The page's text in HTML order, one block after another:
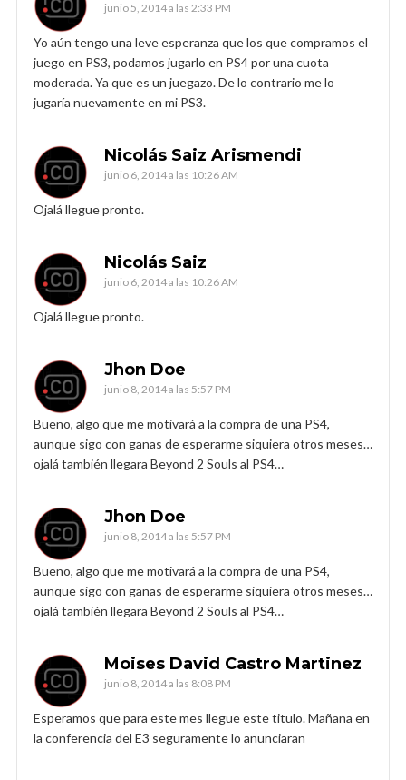
junio 5, 2014 a las 2:33 PM
Yo aún tengo una leve esperanza que los que compramos el
juego en PS3, podamos jugarlo en PS4 por una cuota
moderada. Ya que es un juegazo. De lo contrario me lo
jugaría nuevamente en mi PS3.
Nicolás Saiz Arismendi
junio 6, 2014 a las 10:26 AM
Ojalá llegue pronto.
Nicolás Saiz
junio 6, 2014 a las 10:26 AM
Ojalá llegue pronto.
Jhon Doe
junio 8, 2014 a las 5:57 PM
Bueno, algo que me motivará a la compra de una PS4,
aunque sigo con ganas de esperarme siquiera otros meses…
ojalá también llegara Beyond 2 Souls al PS4…
Jhon Doe
junio 8, 2014 a las 5:57 PM
Bueno, algo que me motivará a la compra de una PS4,
aunque sigo con ganas de esperarme siquiera otros meses…
ojalá también llegara Beyond 2 Souls al PS4…
Moises David Castro Martinez
junio 8, 2014 a las 8:08 PM
Esperamos que para este mes llegue este titulo. Mañana en
la conferencia del E3 seguramente lo anunciaran